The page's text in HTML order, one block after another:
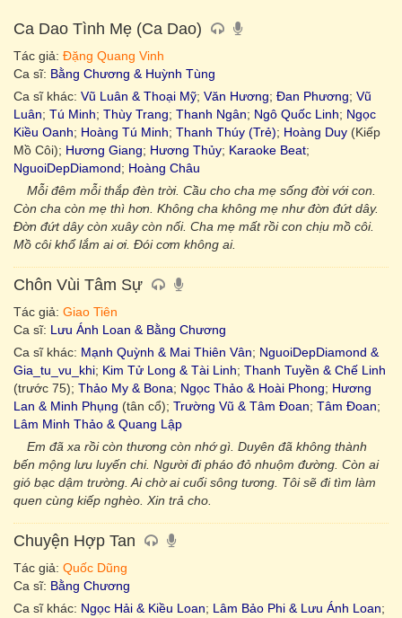
Ca Dao Tình Mẹ (Ca Dao)
Tác giả: Đặng Quang Vinh
Ca sĩ: Bằng Chương & Huỳnh Tùng
Ca sĩ khác: Vũ Luân & Thoại Mỹ; Văn Hương; Đan Phương; Vũ
Luân; Tú Minh; Thùy Trang; Thanh Ngân; Ngô Quốc Linh; Ngọc
Kiều Oanh; Hoàng Tú Minh; Thanh Thúy (Trẻ); Hoàng Duy (Kiếp
Mồ Côi); Hương Giang; Hương Thủy; Karaoke Beat;
NguoiDepDiamond; Hoàng Châu
Mỗi đêm mỗi thắp đèn trời. Cầu cho cha mẹ sống đời với con.
Còn cha còn mẹ thì hơn. Không cha không mẹ như đờn đứt dây.
Đờn đứt dây còn xuây còn nối. Cha mẹ mất rồi con chịu mồ côi.
Mồ côi khổ lắm ai ơi. Đói cơm không ai.
Chôn Vùi Tâm Sự
Tác giả: Giao Tiên
Ca sĩ: Lưu Ánh Loan & Bằng Chương
Ca sĩ khác: Mạnh Quỳnh & Mai Thiên Vân; NguoiDepDiamond &
Gia_tu_vu_khi; Kim Tử Long & Tài Linh; Thanh Tuyền & Chế Linh
(trước 75); Thảo My & Bona; Ngọc Thảo & Hoài Phong; Hương
Lan & Minh Phụng (tân cổ); Trường Vũ & Tâm Đoan; Tâm Đoan;
Lâm Minh Thảo & Quang Lập
Em đã xa rồi còn thương còn nhớ gì. Duyên đã không thành
bến mộng lưu luyến chi. Người đi pháo đỏ nhuộm đường. Còn ai
gió bạc dậm trường. Ai chờ ai cuối sông tương. Tôi sẽ đi tìm làm
quen cùng kiếp nghèo. Xin trả cho.
Chuyện Hợp Tan
Tác giả: Quốc Dũng
Ca sĩ: Bằng Chương
Ca sĩ khác: Ngọc Hải & Kiều Loan; Lâm Bảo Phi & Lưu Ánh Loan;